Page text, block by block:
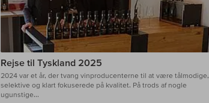
Rejse til Tyskland 2025
2024 var et år, der tvang vinproducenterne til at være tålmodige,
selektive og klart fokuserede på kvalitet. På trods af nogle
ugunstige...